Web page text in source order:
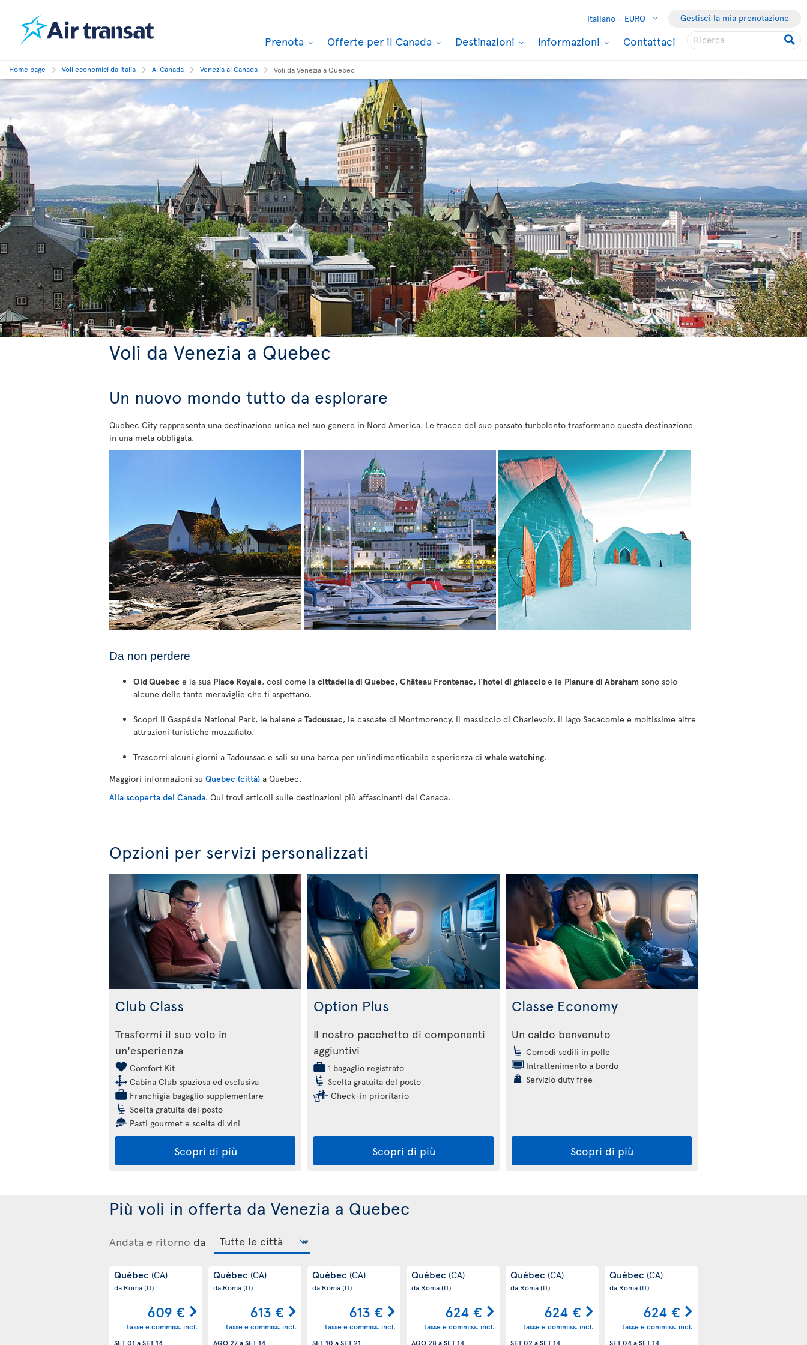
Italiano - EURO Gestisci la mia prenotazione
Prenota Offerte per il Canada Destinazioni Informazioni Contattaci
Home page Voli economici da Italia Al Canada Venezia al Canada Voli da Venezia a Quebec
Voli da Venezia a Quebec
Un nuovo mondo tutto da esplorare
Quebec City rappresenta una destinazione unica nel suo genere in Nord America. Le tracce del suo passato turbolento trasformano questa destinazione
in una meta obbligata.
Da non perdere
Old Quebec e la sua Place Royale, così come la cittadella di Quebec, Château Frontenac, l'hotel di ghiaccioe le Pianure di Abraham sono solo
alcune delle tante meraviglie che ti aspettano.
Scopri il Gaspésie National Park, le balene a Tadoussac, le cascate di Montmorency, il massiccio di Charlevoix, il lago Sacacomie e moltissime altre
attrazioni turistiche mozzafiato.
Trascorri alcuni giorni a Tadoussac e sali su una barca per un'indimenticabile esperienza di whale watching.
Maggiori informazioni su Quebec (città) a Quebec.
Alla scoperta del Canada. Qui trovi articoli sulle destinazioni più affascinanti del Canada.
Opzioni per servizi personalizzati
Club Class
Trasformi il suo volo in
un'esperienza
Comfort Kit
Cabina Club spaziosa ed esclusiva
Franchigia bagaglio supplementare
Scelta gratuita del posto
Pasti gourmet e scelta di vini
Scopri di più
Option Plus
Il nostro pacchetto di componenti
aggiuntivi
1 bagaglio registrato
Scelta gratuita del posto
Check-in prioritario
Scopri di più
Classe Economy
Un caldo benvenuto
Comodi sedili in pelle
Intrattenimento a bordo
Servizio duty free
Scopri di più
Più voli in offerta da Venezia a Quebec
Andata e ritorno da
Québec (CA)
da Roma(IT)
609 €
tasse e commiss. incl.
SET 01 aSET 14
Québec (CA)
da Roma(IT)
613 €
tasse e commiss. incl.
AGO 27aSET 14
Québec (CA)
da Roma(IT)
613 €
tasse e commiss. incl.
SET 10 aSET 21
Québec (CA)
da Roma(IT)
624 €
tasse e commiss. incl.
AGO 28aSET 14
Québec (CA)
da Roma(IT)
624 €
tasse e commiss. incl.
SET 02 aSET 14
Québec (CA)
da Roma(IT)
624 €
tasse e commiss. incl.
SET 04aSET 14